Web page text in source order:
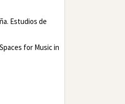
Estudios de
for Music in